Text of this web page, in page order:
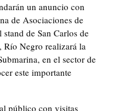
un anuncio con
de Asociaciones de
de San Carlos de
Río Negro realizará la
en el sector de
este importante
público con visitas